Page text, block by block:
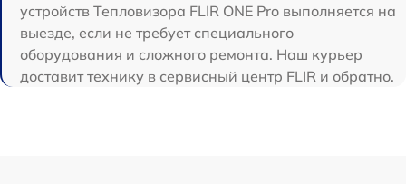
устройств Тепловизора FLIR ONE Pro выполняется на
выезде, если не требует специального
оборудования и сложного ремонта. Наш курьер
доставит технику в сервисный центр FLIR и обратно.